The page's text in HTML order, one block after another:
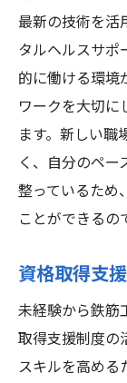
最新の技術を活
タルヘルスサポ
的に働ける環境
ワークを大切
ます。新しい
く、自分のペ
整っているため
ことができるの
資格取得支
未経験から鉄筋
取得支援制度の
スキルを高める